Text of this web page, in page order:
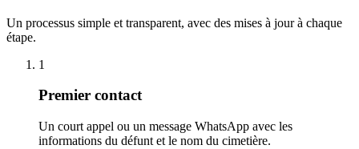
Un processus simple et transparent, avec des mises à jour à chaque
étape.
1
Premier contact
Un court appel ou un message WhatsApp avec les
informations du défunt et le nom du cimetière.